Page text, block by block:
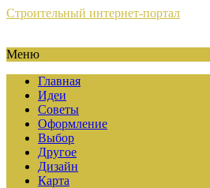
Строительный интернет-портал
Меню
Главная
Идеи
Советы
Оформление
Выбор
Другое
Дизайн
Карта